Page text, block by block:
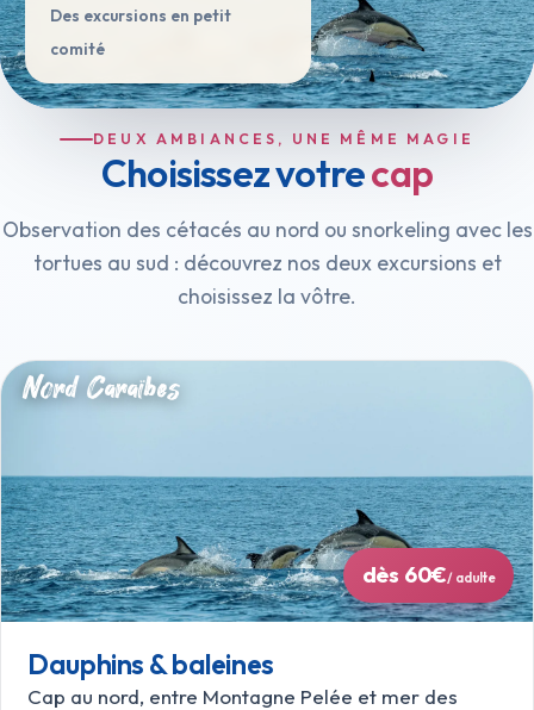
Des excursions en petit
comité
DEUX AMBIANCES, UNE MÊME MAGIE
Choisissez votrecap
Observation des cétacés au nord ou snorkeling avec les
tortues au sud : découvrez nos deux excursions et
choisissez la vôtre.
Nord Caraïbes
dès 60€/ adulte
Dauphins & baleines
Cap au nord, entre Montagne Pelée et mer des